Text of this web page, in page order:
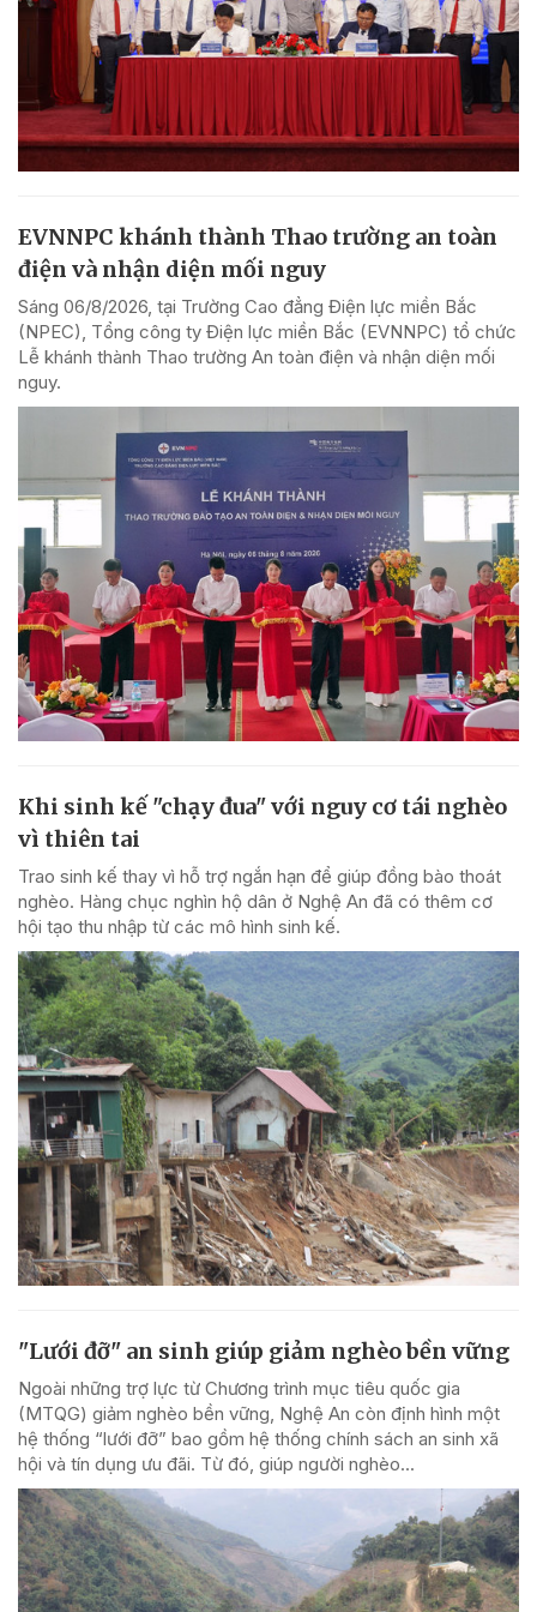
EVNNPC khánh thành Thao trường an toàn
điện và nhận diện mối nguy
Sáng 06/8/2026, tại Trường Cao đẳng Điện lực miền Bắc
(NPEC), Tổng công ty Điện lực miền Bắc (EVNNPC) tổ chức
Lễ khánh thành Thao trường An toàn điện và nhận diện mối
nguy.
Khi sinh kế "chạy đua" với nguy cơ tái nghèo
vì thiên tai
Trao sinh kế thay vì hỗ trợ ngắn hạn để giúp đồng bào thoát
nghèo. Hàng chục nghìn hộ dân ở Nghệ An đã có thêm cơ
hội tạo thu nhập từ các mô hình sinh kế.
"Lưới đỡ" an sinh giúp giảm nghèo bền vững
Ngoài những trợ lực từ Chương trình mục tiêu quốc gia
(MTQG) giảm nghèo bền vững, Nghệ An còn định hình một
hệ thống “lưới đỡ” bao gồm hệ thống chính sách an sinh xã
hội và tín dụng ưu đãi. Từ đó, giúp người nghèo...